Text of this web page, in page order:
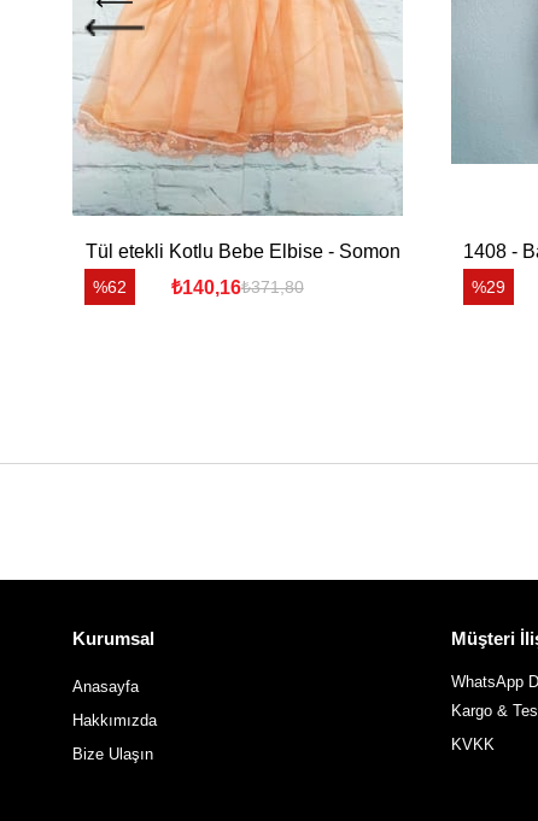
Tül etekli Kotlu Bebe Elbise - Somon
₺140,16₺371,80
%62 %29
Kurumsal
Anasayfa
Hakkımızda
Bize Ulaşın
Müşteri
WhatsApp
Kargo &
KVKK